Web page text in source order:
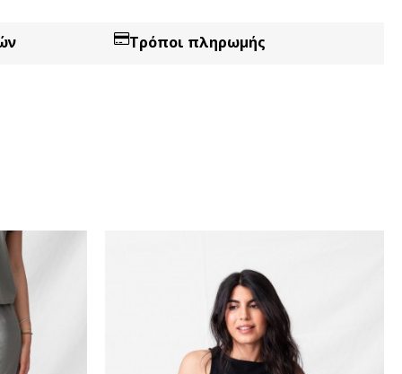
Τρόποι πληρωμής